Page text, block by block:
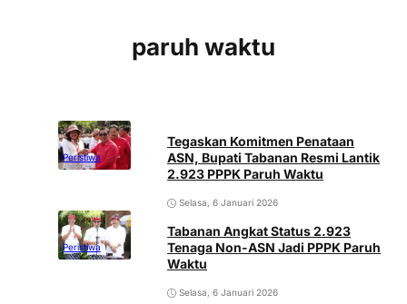
paruh waktu
Peristiwa
Tegaskan Komitmen Penataan
ASN, Bupati Tabanan Resmi Lantik
2.923 PPPK Paruh Waktu
Selasa, 6 Januari 2026
Peristiwa
Tabanan Angkat Status 2.923
Tenaga Non-ASN Jadi PPPK Paruh
Waktu
Selasa, 6 Januari 2026